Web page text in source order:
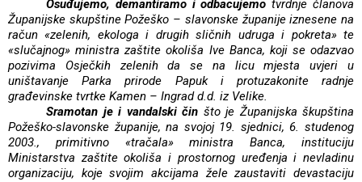
Osuđujemo, demantiramo i odbacujemo tvrdnje članova
Županijske skupštine Požeško – slavonske županije iznesene na
račun «zelenih, ekologa i drugih sličnih udruga i pokreta» te
«slučajnog» ministra zaštite okoliša Ive Banca, koji se odazvao
pozivima Osječkih zelenih da se na licu mjesta uvjeri u
uništavanje Parka prirode Papuk i protuzakonite radnje
građevinske tvrtke Kamen – Ingrad d.d. iz Velike.
Sramotan je i vandalski čin što je Županijska škupština
Požeško-slavonske županije, na svojoj 19. sjednici, 6. studenog
2003., primitivno «tračala» ministra Banca, instituciju
Ministarstva zaštite okoliša i prostornog uređenja i nevladinu
organizaciju, koje svojim akcijama žele zaustaviti devastaciju